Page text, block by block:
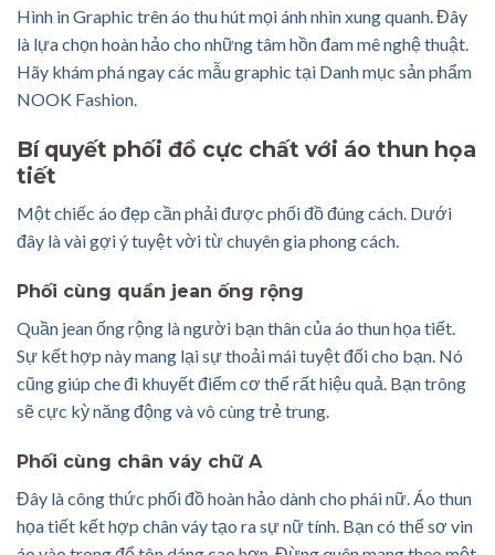
Hình in Graphic trên áo thu hút mọi ánh nhìn xung quanh. Đây
là lựa chọn hoàn hảo cho những tâm hồn đam mê nghệ thuật.
Hãy khám phá ngay các mẫu graphic tại Danh mục sản phẩm
NOOK Fashion.
Bí quyết phối đồ cực chất với áo thun họa
tiết
Một chiếc áo đẹp cần phải được phối đồ đúng cách. Dưới
đây là vài gợi ý tuyệt vời từ chuyên gia phong cách.
Phối cùng quần jean ống rộng
Quần jean ống rộng là người bạn thân của áo thun họa tiết.
Sự kết hợp này mang lại sự thoải mái tuyệt đối cho bạn. Nó
cũng giúp che đi khuyết điểm cơ thể rất hiệu quả. Bạn trông
sẽ cực kỳ năng động và vô cùng trẻ trung.
Phối cùng chân váy chữ A
Đây là công thức phối đồ hoàn hảo dành cho phái nữ. Áo thun
họa tiết kết hợp chân váy tạo ra sự nữ tính. Bạn có thể sơ vin